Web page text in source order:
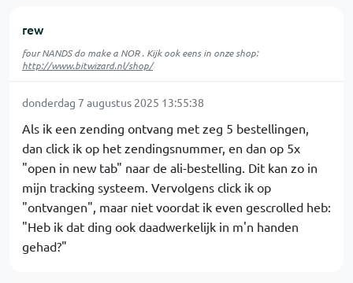
rew
four NANDS do make a NOR . Kijk ook eens in onze shop:
http://www.bitwizard.nl/shop/
donderdag 7 augustus 2025 13:55:38
Als ik een zending ontvang met zeg 5 bestellingen,
dan click ik op het zendingsnummer, en dan op 5x
"open in new tab" naar de ali-bestelling. Dit kan zo in
mijn tracking systeem. Vervolgens click ik op
"ontvangen", maar niet voordat ik even gescrolled heb:
"Heb ik dat ding ook daadwerkelijk in m'n handen
gehad?"